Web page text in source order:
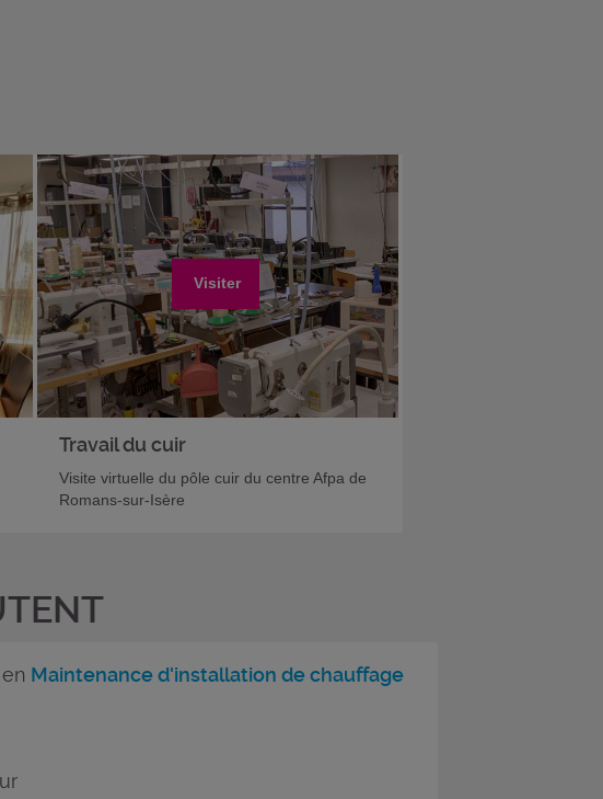
Visiter
Travail du cuir
Visite virtuelle du pôle cuir du centre Afpa de
Romans-sur-Isère
Maintenance d'installation de chauffage